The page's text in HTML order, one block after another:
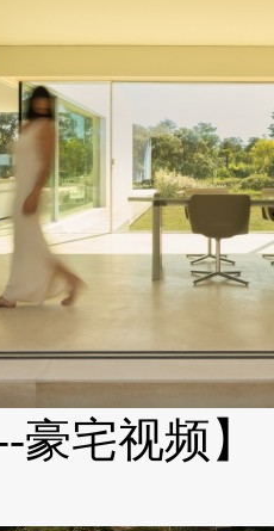
豪宅视频】